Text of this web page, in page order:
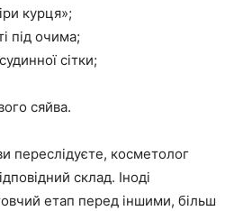
курця»;
під очима;
сітки;
сяйва.
переслідуєте, косметолог
склад. Іноді
етап перед іншими, більш